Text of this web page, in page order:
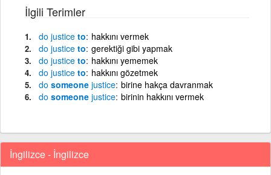
İlgili Terimler
do justice to hakkını vermek
do justice to gerektiği gibi yapmak
do justice to hakkını yememek
do justice to hakkını gözetmek
do someone justice birine hakça davranmak
do someone justice birinin hakkını vermek
İngilizce - İngilizce